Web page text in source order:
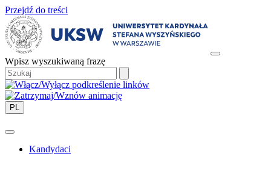
Przejdź do treści
Wpisz wyszukiwaną frazę
PL
Kandydaci